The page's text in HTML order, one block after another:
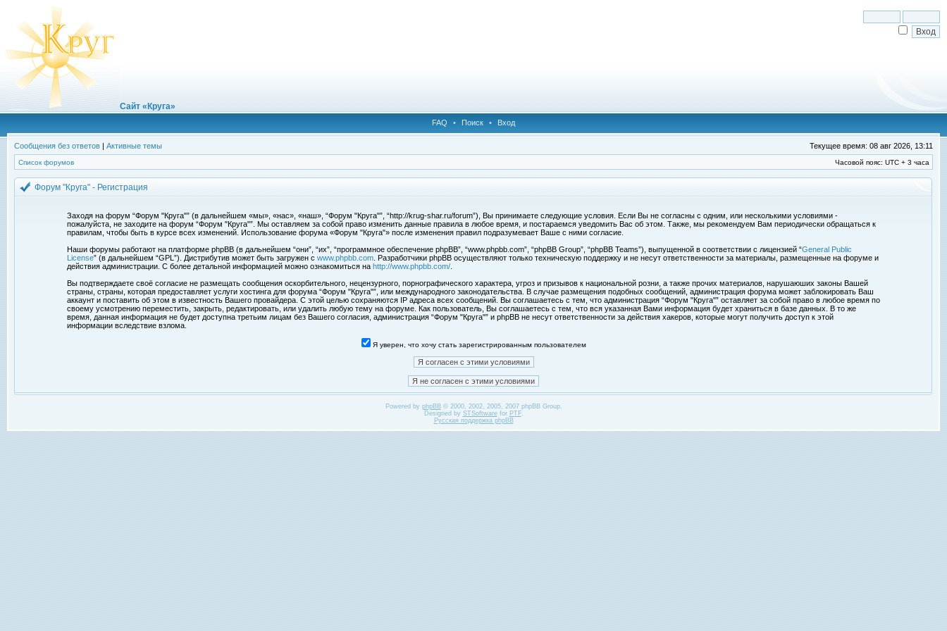
Сайт «Круга»
FAQ • Поиск • Вход
Сообщения без ответов | Активные темы Текущее время: 08 авг 2026, 13:11
Список форумов Часовой пояс: UTC + 3 часа
Форум "Круга" - Регистрация
Заходя на форум “Форум "Круга"” (в дальнейшем «мы», «нас», «наш», “Форум "Круга"”, “http://krug-shar.ru/forum”), Вы принимаете следующие условия. Если Вы не согласны с одним, или несколькими условиями -
пожалуйста, не заходите на форум “Форум "Круга"”. Мы оставляем за собой право изменить данные правила в любое время, и постараемся уведомить Вас об этом. Также, мы рекомендуем Вам периодически обращаться к
правилам, чтобы быть в курсе всех изменений. Использование форума «Форум "Круга"» после изменения правил подразумевает Ваше с ними согласие.
Наши форумы работают на платформе phpBB (в дальнейшем “они”, “их”, “программное обеспечение phpBB”, “www.phpbb.com”, “phpBB Group”, “phpBB Teams”), выпущенной в соответствии с лицензией “General Public
License” (в дальнейшем “GPL”). Дистрибутив может быть загружен с www.phpbb.com . Разработчики phpBB осуществляют только техническую поддержку и не несут ответственности за материалы, размещенные на форуме и
действия администрации. С более детальной информацией можно ознакомиться на http://www.phpbb.com/
Вы подтверждаете своё согласие не размещать сообщения оскорбительного, нецензурного, порнографического характера, угроз и призывов к национальной розни, а также прочих материалов, нарушаюших законы Вашей
страны, страны, которая предоставляет услуги хостинга для форума “Форум "Круга"”, или международного законодательства. В случае размещения подобных сообщений, администрация форума может заблокировать Ваш
аккаунт и поставить об этом в известность Вашего провайдера. С этой целью сохраняются IP адреса всех сообщений. Вы соглашаетесь с тем, что администрация “Форум "Круга"” оставляет за собой право в любое время по
своему усмотрению переместить, закрыть, редактировать, или удалить любую тему на форуме. Как пользователь, Вы соглашаетесь с тем, что вся указанная Вами информация будет храниться в базе данных. В то же
время, данная информация не будет доступна третьим лицам без Вашего согласия, администрация “Форум "Круга"” и phpBB не несут ответственности за действия хакеров, которые могут получить доступ к этой
информации вследствие взлома.
Я уверен, что хочу стать зарегистрированным пользователем
Powered by phpBB© 2000, 2002, 2005, 2007 phpBB Group.
Designed by STSoftwarefor PTF.
Русская поддержка phpBB